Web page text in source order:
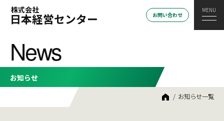
株式会社
日本経営センター お問い合わせ
News
お知らせ
HOME
お知らせ一覧